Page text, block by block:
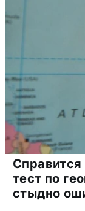
тест по
стыдно